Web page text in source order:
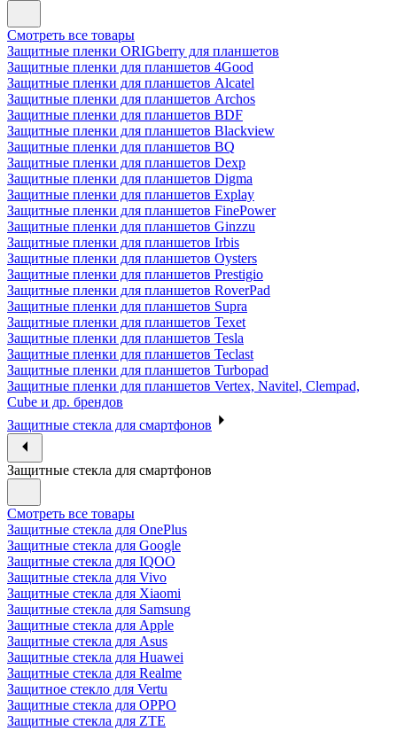
Смотреть все товары
Защитные пленки ORIGberry для планшетов
Защитные пленки для планшетов 4Good
Защитные пленки для планшетов Alcatel
Защитные пленки для планшетов Archos
Защитные пленки для планшетов BDF
Защитные пленки для планшетов Blackview
Защитные пленки для планшетов BQ
Защитные пленки для планшетов Dexp
Защитные пленки для планшетов Digma
Защитные пленки для планшетов Explay
Защитные пленки для планшетов FinePower
Защитные пленки для планшетов Ginzzu
Защитные пленки для планшетов Irbis
Защитные пленки для планшетов Oysters
Защитные пленки для планшетов Prestigio
Защитные пленки для планшетов RoverPad
Защитные пленки для планшетов Supra
Защитные пленки для планшетов Texet
Защитные пленки для планшетов Tesla
Защитные пленки для планшетов Teclast
Защитные пленки для планшетов Turbopad
Защитные пленки для планшетов Vertex, Navitel, Clempad,
Cube и др. брендов
Защитные стекла для смартфонов
Защитные стекла для смартфонов
Смотреть все товары
Защитные стекла для OnePlus
Защитные стекла для Google
Защитные стекла для IQOO
Защитные стекла для Vivo
Защитные стекла для Xiaomi
Защитные стекла для Samsung
Защитные стекла для Apple
Защитные стекла для Asus
Защитные стекла для Huawei
Защитные стекла для Realme
Защитное стекло для Vertu
Защитные стекла для OPPO
Защитные стекла для ZTE